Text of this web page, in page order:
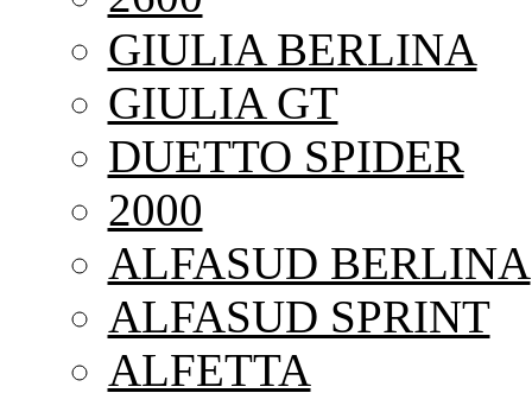
GIULIA BERLINA
GIULIA GT
DUETTO SPIDER
2000
ALFASUD BERLINA
ALFASUD SPRINT
ALFETTA